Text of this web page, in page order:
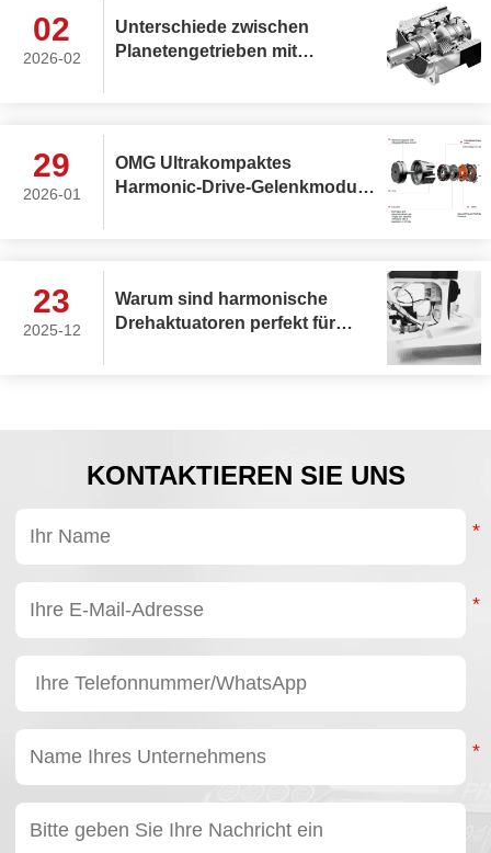
humanoider Roboter?
02
2026-02
Unterschiede zwischen
Planetengetrieben mit
29
2026-01
OMG Ultrakompaktes
Harmonic-Drive-Gelenkmodul
23
2025-12
Warum sind harmonische
Drehaktuatoren perfekt für
KONTAKTIEREN SIE UNS